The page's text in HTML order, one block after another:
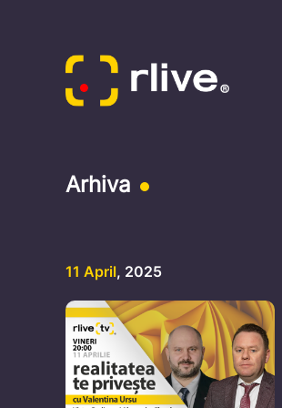
Arhiva
11 April, 2025